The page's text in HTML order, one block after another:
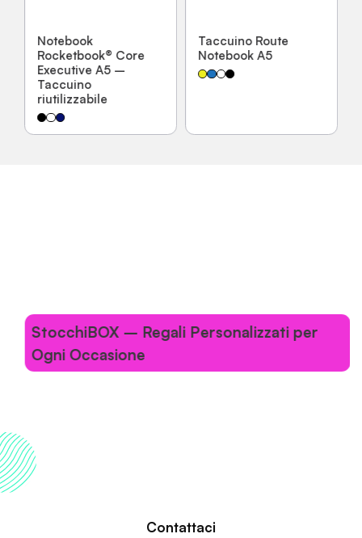
Notebook
Rocketbook® Core
Executive A5 –
Taccuino
riutilizzabile
Taccuino Route
Notebook A5
StocchiBOX – Regali Personalizzati per